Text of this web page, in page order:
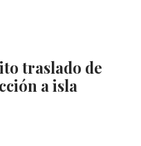
traslado de
a isla